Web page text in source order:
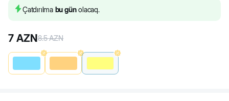
16 nəfər məhsulu alıb
Çatdırılma bu günolacaq.
7 AZN8.5AZN